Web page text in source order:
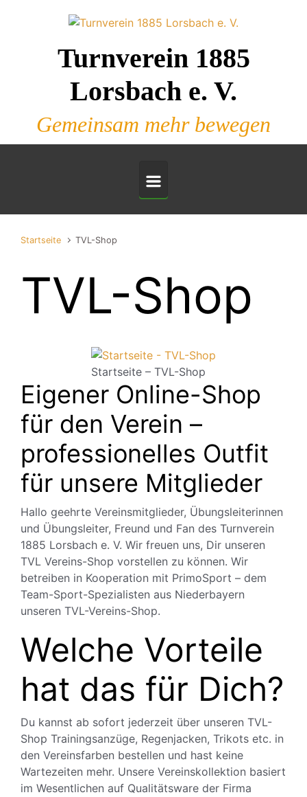
Zum Hauptinhalt springen
Turnverein 1885
Lorsbach e. V.
Gemeinsam mehr bewegen
Startseite TVL-Shop
TVL-Shop
Startseite – TVL-Shop
Eigener Online-Shop
für den Verein –
professionelles Outfit
für unsere Mitglieder
Hallo geehrte Vereinsmitglieder, Übungsleiterinnen
und Übungsleiter, Freund und Fan des Turnverein
1885 Lorsbach e. V. Wir freuen uns, Dir unseren
TVL Vereins-Shop vorstellen zu können. Wir
betreiben in Kooperation mit PrimoSport – dem
Team-Sport-Spezialisten aus Niederbayern
unseren TVL-Vereins-Shop.
Welche Vorteile
hat das für Dich?
Du kannst ab sofort jederzeit über unseren TVL-
Shop Trainingsanzüge, Regenjacken, Trikots etc. in
den Vereinsfarben bestellen und hast keine
Wartezeiten mehr. Unsere Vereinskollektion basiert
im Wesentlichen auf Qualitätsware der Firma